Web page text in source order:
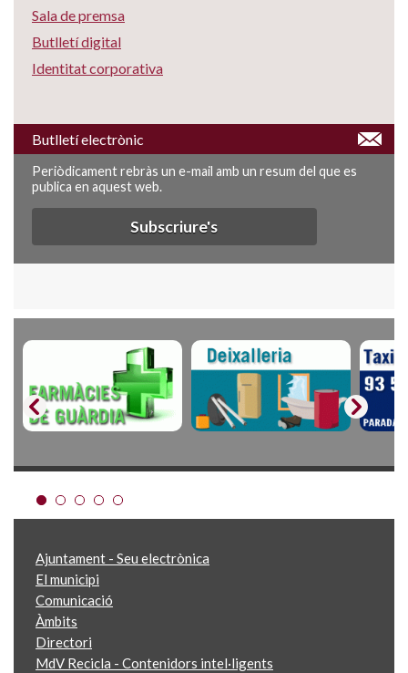
Sala de premsa
Butlletí digital
Identitat corporativa
Butlletí electrònic
Periòdicament rebràs un e-mail amb un resum del que es
publica en aquest web.
Subscriure's
Ajuntament - Seu electrònica
El municipi
Comunicació
Àmbits
Directori
MdV Recicla - Contenidors intel·ligents